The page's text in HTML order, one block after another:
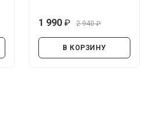
1 990
2 940
В КОРЗИНУ